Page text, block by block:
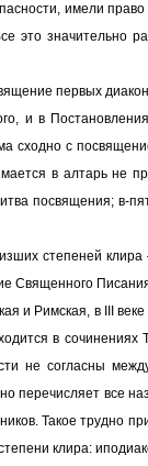
имели
это значительно
первых
и в
сходно с
в алтарь не
посвящения; в-
степеней
и Римская, в III
в сочинениях
не согласны
перечисляет все
Такое трудно
клира: